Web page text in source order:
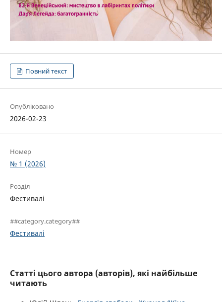
Повний текст
Опубліковано
2026-02-23
Номер
№ 1 (2026)
Розділ
Фестивалі
##category.category##
Фестивалі
Статті цього автора (авторів), які найбільше
читають